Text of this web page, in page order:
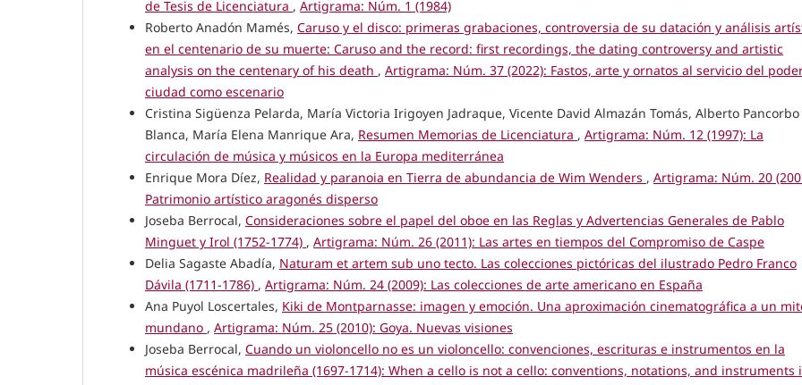
de Tesis de Licenciatura , Artigrama: Núm. 1 (1984)
Roberto Anadón Mamés, Caruso y el disco: primeras grabaciones, controversia de su datación y análisis
en el centenario de su muerte: Caruso and the record: first recordings, the dating controversy and artistic
analysis on the centenary of his death , Artigrama: Núm. 37 (2022): Fastos, arte y ornatos al servicio del
ciudad como escenario
Cristina Sigüenza Pelarda, María Victoria Irigoyen Jadraque, Vicente David Almazán Tomás, Alberto Pancorbo
Blanca, María Elena Manrique Ara, Resumen Memorias de Licenciatura , Artigrama: Núm. 12 (1997): La
circulación de música y músicos en la Europa mediterránea
Enrique Mora Díez, Realidad y paranoia en Tierra de abundancia de Wim Wenders , Artigrama: Núm. 20
Patrimonio artístico aragonés disperso
Joseba Berrocal, Consideraciones sobre el papel del oboe en las Reglas y Advertencias Generales de Pablo
Minguet y Irol (1752-1774) , Artigrama: Núm. 26 (2011): Las artes en tiempos del Compromiso de Caspe
Delia Sagaste Abadía, Naturam et artem sub uno tecto. Las colecciones pictóricas del ilustrado Pedro Franco
Dávila (1711-1786) , Artigrama: Núm. 24 (2009): Las colecciones de arte americano en España
Ana Puyol Loscertales, Kiki de Montparnasse: imagen y emoción. Una aproximación cinematográfica a un
mundano , Artigrama: Núm. 25 (2010): Goya. Nuevas visiones
Joseba Berrocal, Cuando un violoncello no es un violoncello: convenciones, escrituras e instrumentos en la
música escénica madrileña (1697-1714): When a cello is not a cello: conventions, notations, and instruments